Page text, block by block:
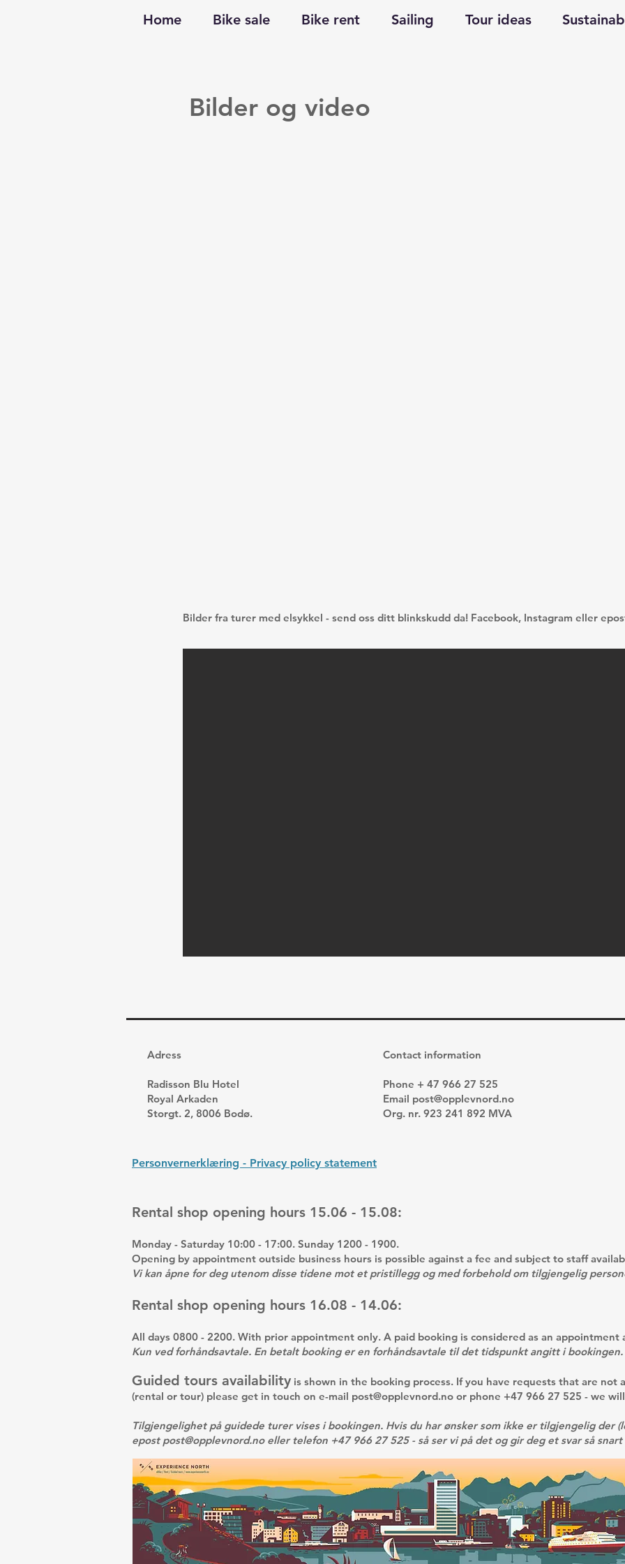
Home Bike sale Bike rent Sailing Tour ideas
Bilder og video
Bilder fra turer med elsykkel - send oss ditt blinkskudd da! Facebook, Instagram eller
Adress
Radisson Blu Hotel
Royal Arkaden
Storgt. 2, 8006 Bodø.
Contact information
Phone + 47 966 27 525
Email post@opplevnord.no
Org. nr. 923 241 892 MVA
Personvernerklæring - Privacy policy statement
Rental shop opening hours 15.06 - 15.08:
Monday - Saturday 10:00 - 17:00. Sunday 1200 - 1900.
Opening by appointment outside business hours is possible against a fee and subject to staff
Vi kan åpne for deg utenom disse tidene mot et pristillegg og med forbehold om tilgjengelig
Rental shop opening hours 16.08 - 14.06:
All days 0800 - 2200. With prior appointment only. A paid booking is considered as an
Kun ved forhåndsavtale. En betalt booking er en forhåndsavtale til det tidspunkt angitt i bookingen.
Guided tours availability is shown in the booking process. If you have requests that are not
(rental or tour) please get in touch on e-mail post@opplevnord.no or phone +47 966 27 525 - we
Tilgjengelighet på guidede turer vises i bookingen. Hvis du har ønsker som ikke er tilgjengelig der
epost post@opplevnord.noeller telefon +47 966 27 525 - så ser vi på det og gir deg et svar så snart